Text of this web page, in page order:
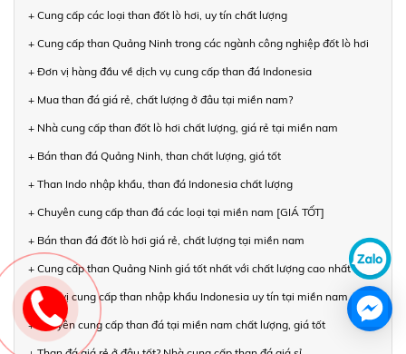
+ Cung cấp các loại than đốt lò hơi, uy tín chất lượng
+ Cung cấp than Quảng Ninh trong các ngành công nghiệp đốt lò hơi
+ Đơn vị hàng đầu về dịch vụ cung cấp than đá Indonesia
+ Mua than đá giá rẻ, chất lượng ở đâu tại miền nam?
+ Nhà cung cấp than đốt lò hơi chất lượng, giá rẻ tại miền nam
+ Bán than đá Quảng Ninh, than chất lượng, giá tốt
+ Than Indo nhập khẩu, than đá Indonesia chất lượng
+ Chuyên cung cấp than đá các loại tại miền nam [GIÁ TỐT]
+ Bán than đá đốt lò hơi giá rẻ, chất lượng tại miền nam
+ Cung cấp than Quảng Ninh giá tốt nhất với chất lượng cao nhất
+ Đơn vị cung cấp than nhập khẩu Indonesia uy tín tại miền nam
+ Chuyên cung cấp than đá tại miền nam chất lượng, giá tốt